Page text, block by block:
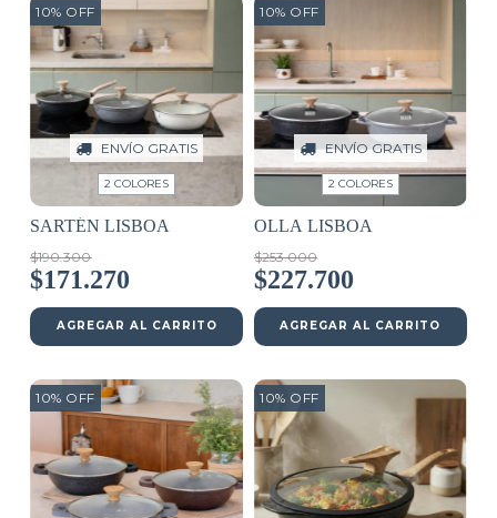
10% OFF
ENVÍO GRATIS
2 COLORES
SARTÉN LISBOA
$190.300
$171.270
AGREGAR AL CARRITO
10% OFF
ENVÍO GRATIS
2 COLORES
OLLA LISBOA
$253.000
$227.700
AGREGAR AL CARRITO
10% OFF 10% OFF